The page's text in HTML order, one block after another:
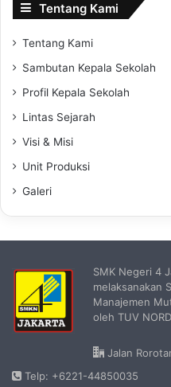
Tentang Kami
Tentang Kami
Sambutan Kepala Sekolah
Profil Kepala Sekolah
Lintas Sejarah
Visi & Misi
Unit Produksi
Galeri
SMK Negeri 4
melaksanakan
Manajemen
oleh TUV
Jalan
Telp: +6221-44850035